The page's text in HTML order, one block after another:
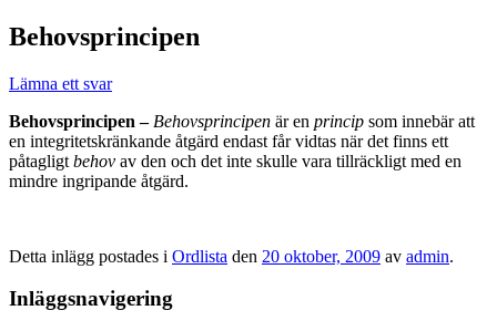
Behovsprincipen
Lämna ett svar
Behovsprincipen – Behovsprincipen är en princip som innebär att
en integritetskränkande åtgärd endast får vidtas när det finns ett
påtagligt behov av den och det inte skulle vara tillräckligt med en
mindre ingripande åtgärd.
Detta inlägg postades i Ordlista den 20 oktober, 2009 av admin.
Inläggsnavigering